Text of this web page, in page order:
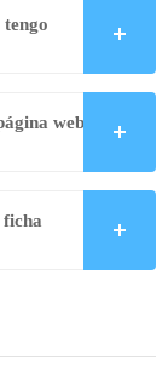
web
ficha